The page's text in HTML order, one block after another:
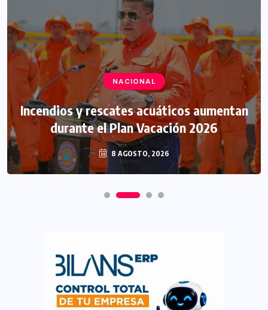
NACIONAL
Incendios y rescates acuáticos aumentan
durante el Plan Vacación 2026
8 AGOSTO, 2026